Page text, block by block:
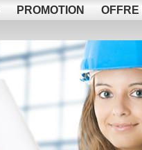
PROMOTION
OFFRE